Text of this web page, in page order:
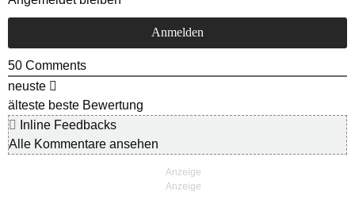
50 Comments
neuste
älteste beste Bewertung
Inline Feedbacks
Alle Kommentare ansehen